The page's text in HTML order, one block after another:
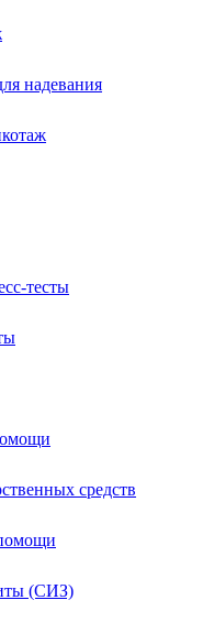
надевания
тесты
средств
(СИЗ)